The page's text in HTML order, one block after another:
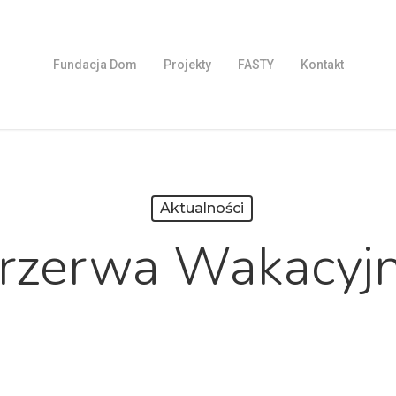
Fundacja Dom Projekty FASTY Kontakt
Aktualności